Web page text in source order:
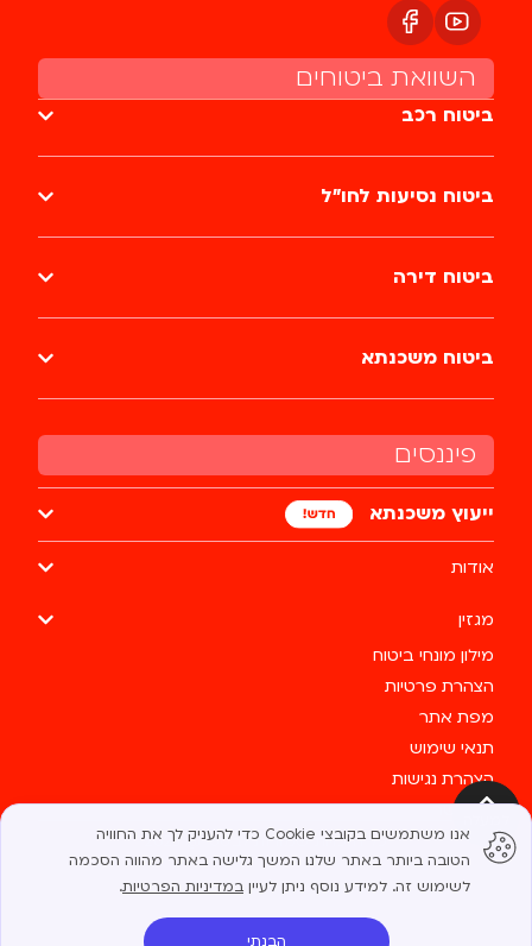
אנו משתמשים בקובצי Cookie כדי להעניק לך את החוויה
הטובה ביותר באתר שלנו. המשך גלישה באתר מהווה הסכמה
לשימוש זה. למידע נוסף ניתן לעיין במדיניות הפרטיות.
הבנתי
פיננסים
ייעוץ משכנתא
אודות
מגזין
מילון מונחי ביטוח
הצהרת פרטיות
מפת אתר
תנאי שימוש
הצהרת נגישות
צרו קשר
השוואת ביטוחים
ביטוח רכב
ביטוח נסיעות לחו״ל
ביטוח דירה
ביטוח משכנתא
כל הזכויות שמורות לבסטי @ 2025